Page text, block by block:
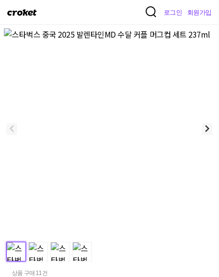
크
켓
로그인 회원가입
상품 구매 11건